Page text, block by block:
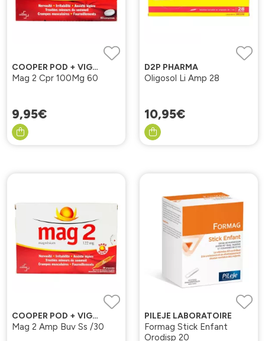
COOPER POD + VIGNETTES
Mag 2 Cpr 100Mg 60
9,95€
D2P PHARMA
Oligosol Li Amp 28
10,95€
COOPER POD + VIGNETTES
Mag 2 Amp Buv Ss /30
PILEJE LABORATOIRE
Formag Stick Enfant
Orodisp 20